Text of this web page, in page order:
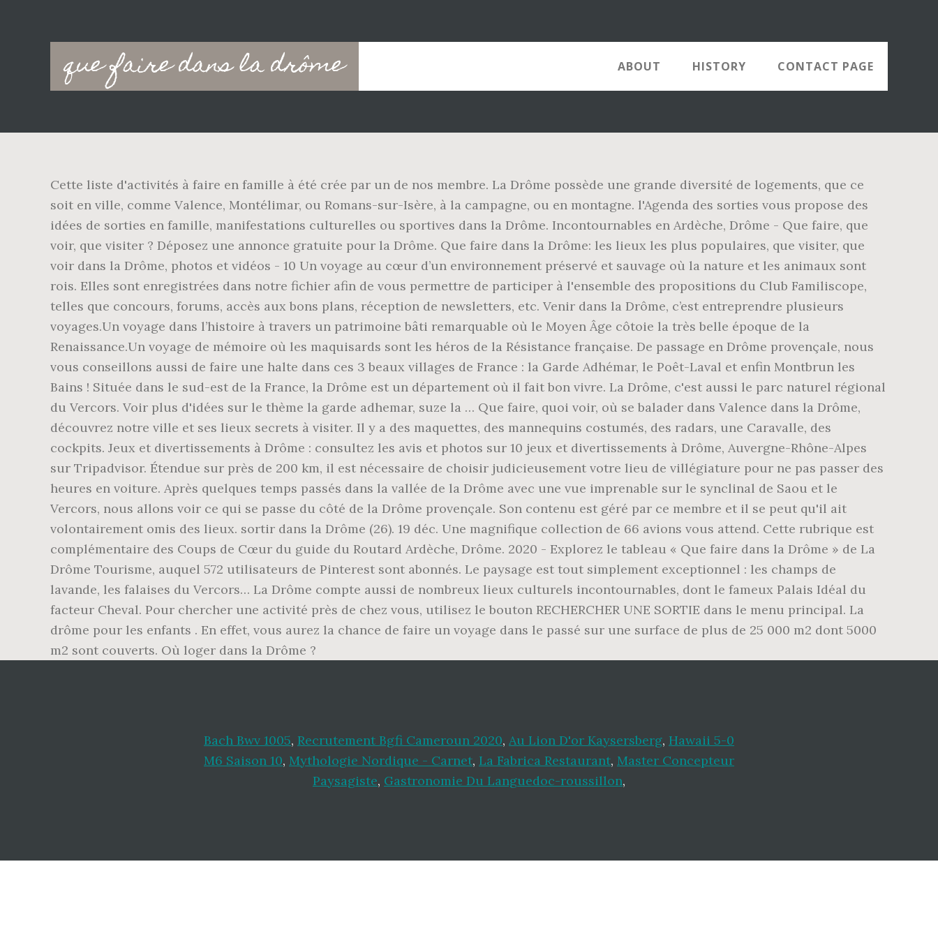
que faire dans la drôme
Main
navigation
ABOUT HISTORY CONTACT PAGE
Cette liste d'activités à faire en famille à été crée par un de nos membre. La Drôme possède une grande diversité de logements, que ce
soit en ville, comme Valence, Montélimar, ou Romans-sur-Isère, à la campagne, ou en montagne. l'Agenda des sorties vous propose des
idées de sorties en famille, manifestations culturelles ou sportives dans la Drôme. Incontournables en Ardèche, Drôme - Que faire, que
voir, que visiter ? Déposez une annonce gratuite pour la Drôme. Que faire dans la Drôme: les lieux les plus populaires, que visiter, que
voir dans la Drôme, photos et vidéos - 10 Un voyage au cœur d’un environnement préservé et sauvage où la nature et les animaux sont
rois. Elles sont enregistrées dans notre fichier afin de vous permettre de participer à l'ensemble des propositions du Club Familiscope,
telles que concours, forums, accès aux bons plans, réception de newsletters, etc. Venir dans la Drôme, c’est entreprendre plusieurs
voyages.Un voyage dans l’histoire à travers un patrimoine bâti remarquable où le Moyen Âge côtoie la très belle époque de la
Renaissance.Un voyage de mémoire où les maquisards sont les héros de la Résistance française. De passage en Drôme provençale, nous
vous conseillons aussi de faire une halte dans ces 3 beaux villages de France : la Garde Adhémar, le Poêt-Laval et enfin Montbrun les
Bains ! Située dans le sud-est de la France, la Drôme est un département où il fait bon vivre. La Drôme, c'est aussi le parc naturel régional
du Vercors. Voir plus d'idées sur le thème la garde adhemar, suze la … Que faire, quoi voir, où se balader dans Valence dans la Drôme,
découvrez notre ville et ses lieux secrets à visiter. Il y a des maquettes, des mannequins costumés, des radars, une Caravalle, des
cockpits. Jeux et divertissements à Drôme : consultez les avis et photos sur 10 jeux et divertissements à Drôme, Auvergne-Rhône-Alpes
sur Tripadvisor. Étendue sur près de 200 km, il est nécessaire de choisir judicieusement votre lieu de villégiature pour ne pas passer des
heures en voiture. Après quelques temps passés dans la vallée de la Drôme avec une vue imprenable sur le synclinal de Saou et le
Vercors, nous allons voir ce qui se passe du côté de la Drôme provençale. Son contenu est géré par ce membre et il se peut qu'il ait
volontairement omis des lieux. sortir dans la Drôme (26). 19 déc. Une magnifique collection de 66 avions vous attend. Cette rubrique est
complémentaire des Coups de Cœur du guide du Routard Ardèche, Drôme. 2020 - Explorez le tableau « Que faire dans la Drôme » de La
Drôme Tourisme, auquel 572 utilisateurs de Pinterest sont abonnés. Le paysage est tout simplement exceptionnel : les champs de
lavande, les falaises du Vercors… La Drôme compte aussi de nombreux lieux culturels incontournables, dont le fameux Palais Idéal du
facteur Cheval. Pour chercher une activité près de chez vous, utilisez le bouton RECHERCHER UNE SORTIE dans le menu principal. La
drôme pour les enfants . En effet, vous aurez la chance de faire un voyage dans le passé sur une surface de plus de 25 000 m2 dont 5000
m2 sont couverts. Où loger dans la Drôme ?
Bach Bwv 1005, Recrutement Bgfi Cameroun 2020, Au Lion D'or Kaysersberg, Hawaii 5-0
M6 Saison 10, Mythologie Nordique - Carnet, La Fabrica Restaurant, Master Concepteur
Paysagiste, Gastronomie Du Languedoc-roussillon,